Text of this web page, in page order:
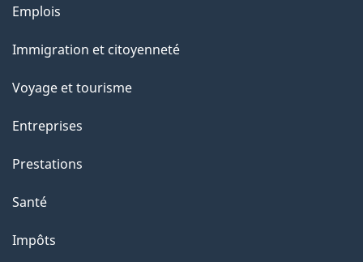
l
a
a
g
"
Thèmes
sujets
Emplois
Immigration et citoyenneté
Voyage et tourisme
Entreprises
Prestations
Santé
Impôts